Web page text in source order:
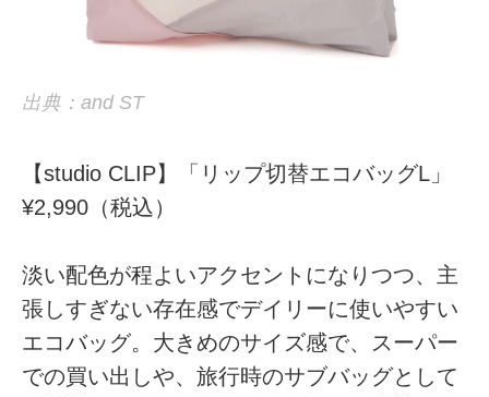
出典：and ST
【studio CLIP】「リップ切替エコバッグL」
¥2,990（税込）
淡い配色が程よいアクセントになりつつ、主
張しすぎない存在感でデイリーに使いやすい
エコバッグ。大きめのサイズ感で、スーパー
での買い出しや、旅行時のサブバッグとして